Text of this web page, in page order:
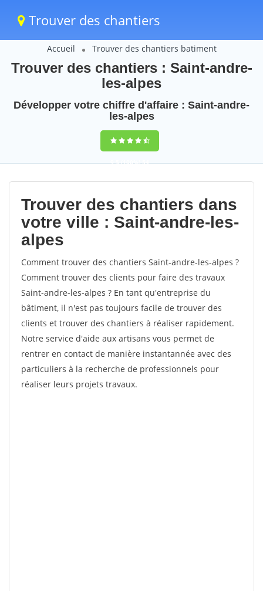
Trouver des chantiers
Accueil Trouver des chantiers batiment
Trouver des chantiers : Saint-andre-
les-alpes
Développer votre chiffre d'affaire : Saint-andre-
les-alpes
9,5(100%)54
votes
Trouver des chantiers dans
votre ville : Saint-andre-les-
alpes
Comment trouver des chantiers Saint-andre-les-alpes ?
Comment trouver des clients pour faire des travaux
Saint-andre-les-alpes ? En tant qu'entreprise du
bâtiment, il n'est pas toujours facile de trouver des
clients et trouver des chantiers à réaliser rapidement.
Notre service d'aide aux artisans vous permet de
rentrer en contact de manière instantannée avec des
particuliers à la recherche de professionnels pour
réaliser leurs projets travaux.